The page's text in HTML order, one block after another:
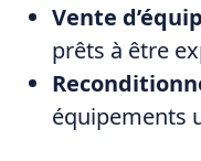
Vente
prêts à être
équipements